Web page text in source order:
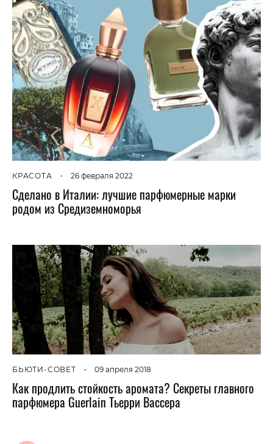
КРАСОТА • 26 февраля 2022
Сделано в Италии: лучшие парфюмерные марки
родом из Средиземноморья
БЬЮТИ-СОВЕТ • 09 апреля 2018
Как продлить стойкость аромата? Секреты главного
парфюмера Guerlain Тьерри Вассера